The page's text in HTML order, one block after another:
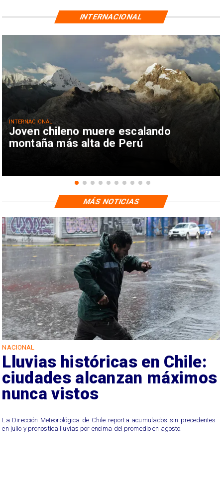
Joven chileno muere escalando
montaña más alta de Perú
INTERNACIONAL
INTERNACIONAL
NACIONAL
Lluvias históricas en Chile:
ciudades alcanzan máximos
nunca vistos
La Dirección Meteorológica de Chile reporta acumulados sin precedentes
en julio y pronostica lluvias por encima del promedio en agosto.
MÁS NOTICIAS